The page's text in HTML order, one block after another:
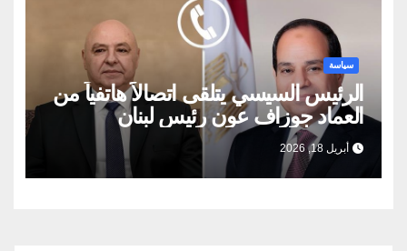
سياسة
الرئيس السيسي يتلقى اتصالاً هاتفياً من
العماد جوزاف عون رئيس لبنان
أبريل 18, 2026